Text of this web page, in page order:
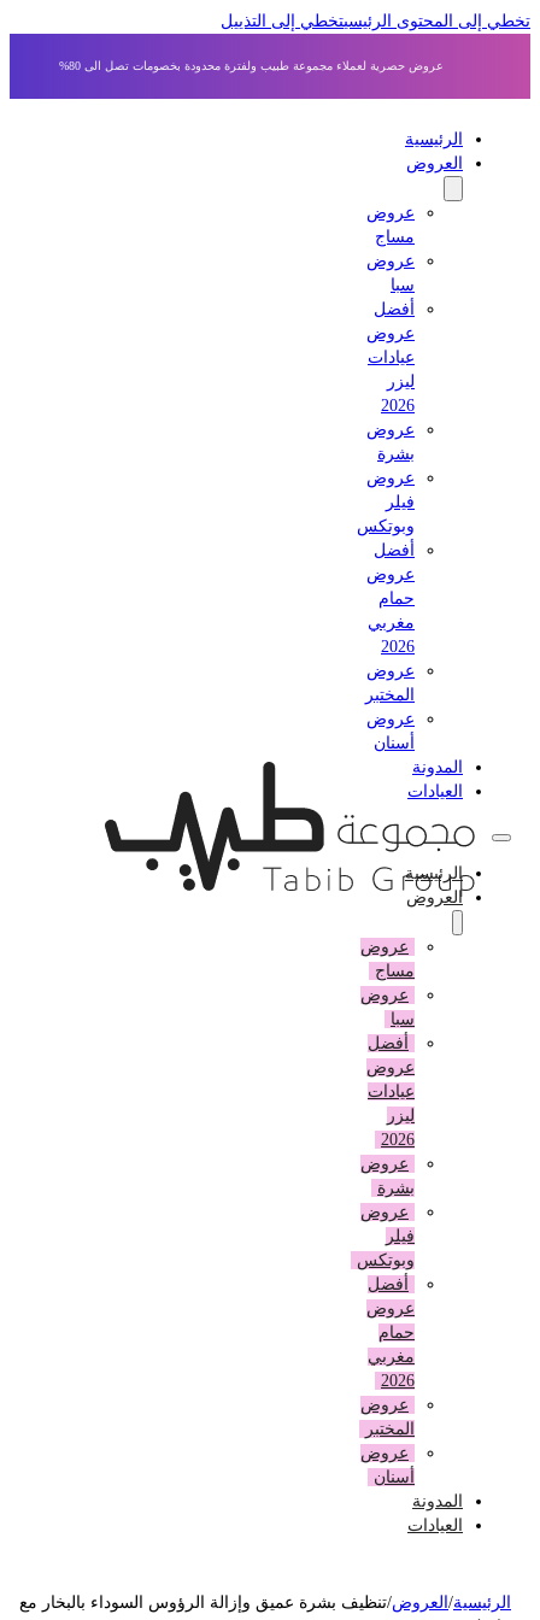
إلى المحتوى الرئيسي تخطي إلى التذييل
عروض حصرية لعملاء مجموعة طبيب ولفترة محدودة بخصومات تصل الى 80%
الرئيسية
العروض
عروض
مساج
عروض
أفضل
عروض
عيادات
عروض
بشرة
عروض
وبوتكس
أفضل
عروض
حمام
مغربي
عروض
المختبر
عروض
أسنان
المدونة
العيادات
الرئيسية
العروض
عروض
مساج
عروض
أفضل
عروض
عيادات
عروض
بشرة
عروض
وبوتكس
أفضل
عروض
حمام
مغربي
عروض
المختبر
عروض
أسنان
المدونة
العيادات
/العروض تنظيف بشرة عميق وإزالة الرؤوس السوداء بالبخار مع